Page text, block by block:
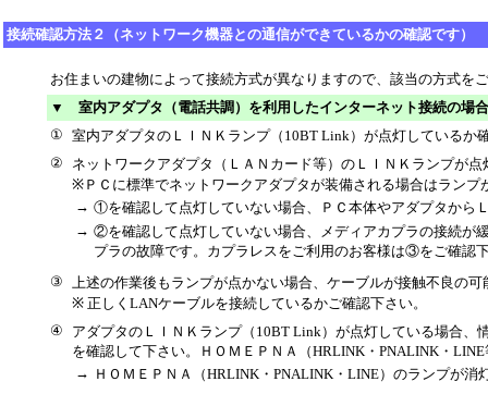
接続確認方法２（ネットワーク機器との通信ができているかの確認です）
お住まいの建物によって接続方式が異なりますので、該当の方式を
▼ 室内アダプタ（電話共調）を利用したインターネット接続の場合
① 室内アダプタのＬＩＮＫランプ（10BT Link）が点灯しているか
②
ネットワークアダプタ（ＬＡＮカード等）のＬＩＮＫランプが
※ＰＣに標準でネットワークアダプタが装備される場合はランプ
→ ①を確認して点灯していない場合、ＰＣ本体やアダプタから
→ ②を確認して点灯していない場合、メディアカプラの接続が
プラの故障です。カプラレスをご利用のお客様は③をご確認
③ 上述の作業後もランプが点かない場合、ケーブルが接触不良の
※ 正しくLANケーブルを接続しているかご確認下さい。
④
アダプタのＬＩＮＫランプ（10BT Link）が点灯している場合
を確認して下さい。ＨＯＭＥＰＮＡ（HRLINK・PNALINK・
→ ＨＯＭＥＰＮＡ（HRLINK・PNALINK・LINE）のランプが